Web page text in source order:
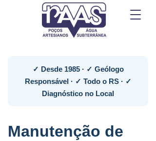
✓ Desde 1985 · ✓ Geólogo
Responsável · ✓ Todo o RS · ✓
Diagnóstico no Local
Manutenção de